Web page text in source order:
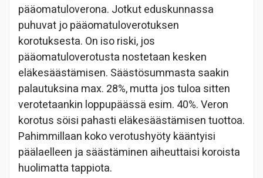
pääomatuloverona. Jotkut eduskunnassa
puhuvat jo pääomatuloverotuksen
korotuksesta. On iso riski, jos
pääomatuloverotusta nostetaan kesken
eläkesäästämisen. Säästösummasta saakin
palautuksina max. 28%, mutta jos tuloa sitten
verotetaankin loppupäässä esim. 40%. Veron
korotus söisi pahasti eläkesäästämisen tuottoa.
Pahimmillaan koko verotushyöty kääntyisi
päälaelleen ja säästäminen aiheuttaisi koroista
huolimatta tappiota.